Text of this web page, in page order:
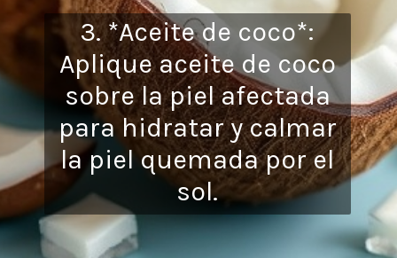
3. *Aceite de coco*:
Aplique aceite de coco
sobre la piel afectada
para hidratar y calmar
la piel quemada por el
sol.